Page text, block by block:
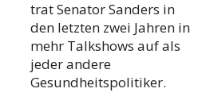
trat Senator Sanders in
den letzten zwei Jahren in
mehr Talkshows auf als
jeder andere
Gesundheitspolitiker.